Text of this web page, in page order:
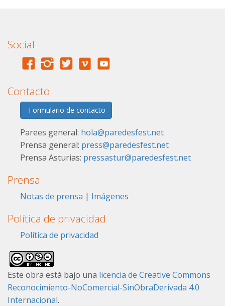
Social
Contacto
Formulario de contacto
Parees general: hola@paredesfest.net
Prensa general: press@paredesfest.net
Prensa Asturias: pressastur@paredesfest.net
Prensa
Notas de prensa | Imágenes
Política de privacidad
Política de privacidad
Este obra está bajo una licencia de Creative Commons
Reconocimiento-NoComercial-SinObraDerivada 4.0
Internacional.